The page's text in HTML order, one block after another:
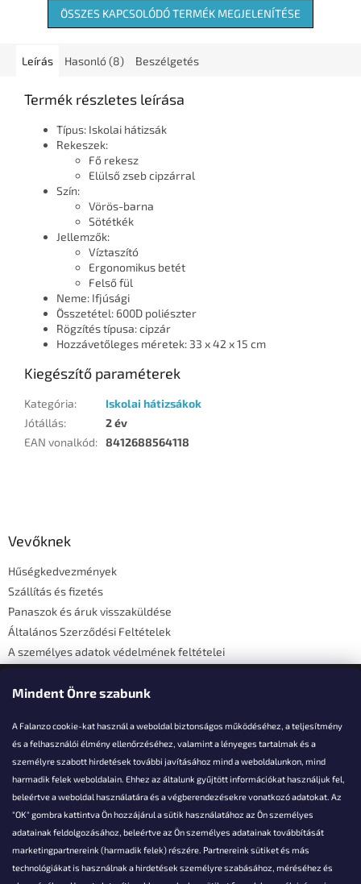
Mindent Önre szabunk
A Falanzo cookie-kat használ a weboldal biztonságos működéséhez, a teljesítmény
és a felhasználói élmény ellenőrzéséhez, valamint a lényeges tartalmak és a
személyre szabott hirdetések további javításához mind a weboldalunkon, mind
harmadik felek weboldalain. Ehhez az általunk gyűjtött információkat használjuk fel,
beleértve a weboldal használatára és a végberendezésekre vonatkozó adatokat. Az
"OK" gombra kattintva Ön hozzájárul a sütik használatához az Ön személyes
adatainak feldolgozásához, beleértve az Ön személyes adatainak továbbítását
marketingpartnereink (harmadik felek) részére. Partnereink sütiket és más
technológiákat is használnak a hirdetések személyre szabásához, méréséhez és
ÖSSZES KAPCSOLÓDÓ TERMÉK MEGJELENÍTÉSE
Leírás Hasonló (8) Beszélgetés
Termék részletes leírása
Típus: Iskolai hátizsák
Rekeszek:
Fő rekesz
Elülső zseb cipzárral
Szín:
Vörös-barna
Sötétkék
Jellemzők:
Víztaszító
Ergonomikus betét
Felső fül
Neme: Ifjúsági
Összetétel: 600D poliészter
Rögzítés típusa: cipzár
Hozzávetőleges méretek: 33 x 42 x 15 cm
Kiegészítő paraméterek
Kategória:
Iskolai hátizsákok
Jótállás:
2 év
EAN vonalkód: 8412688564118
Vevőknek
Hűségkedvezmények
Szállítás és fizetés
Panaszok és áruk visszaküldése
Általános Szerződési Feltételek
A személyes adatok védelmének feltételei
Elérhetőségi adatok
Akarsz kérdezni valamit?
info@falanzo.hu